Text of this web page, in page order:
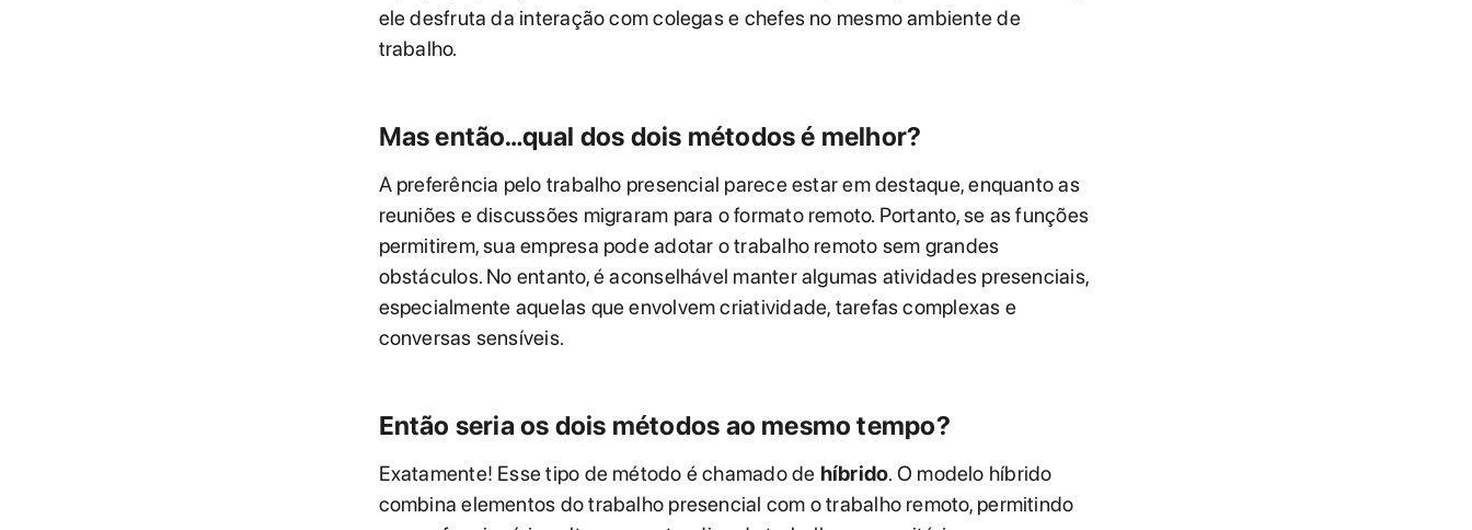
ele desfruta da interação com colegas e chefes no mesmo ambiente de
trabalho.
Mas então…qual dos dois métodos é melhor?
A preferência pelo trabalho presencial parece estar em destaque, enquanto as
reuniões e discussões migraram para o formato remoto. Portanto, se as funções
permitirem, sua empresa pode adotar o trabalho remoto sem grandes
obstáculos. No entanto, é aconselhável manter algumas atividades presenciais,
especialmente aquelas que envolvem criatividade, tarefas complexas e
conversas sensíveis.
Então seria os dois métodos ao mesmo tempo?
Exatamente! Esse tipo de método é chamado de híbrido. O modelo híbrido
combina elementos do trabalho presencial com o trabalho remoto, permitindo